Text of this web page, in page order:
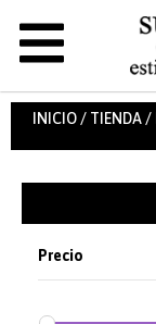
INICIO/ TIENDA/
Precio